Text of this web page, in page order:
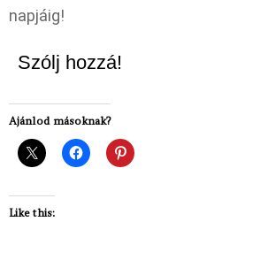
napjáig!
Szólj hozzá!
Ajánlod másoknak?
Like this: